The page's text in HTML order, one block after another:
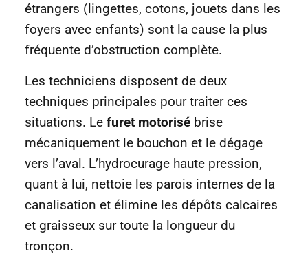
étrangers (lingettes, cotons, jouets dans les
foyers avec enfants) sont la cause la plus
fréquente d’obstruction complète.
Les techniciens disposent de deux
techniques principales pour traiter ces
situations. Le furet motorisé brise
mécaniquement le bouchon et le dégage
vers l’aval. L’hydrocurage haute pression,
quant à lui, nettoie les parois internes de la
canalisation et élimine les dépôts calcaires
et graisseux sur toute la longueur du
tronçon.